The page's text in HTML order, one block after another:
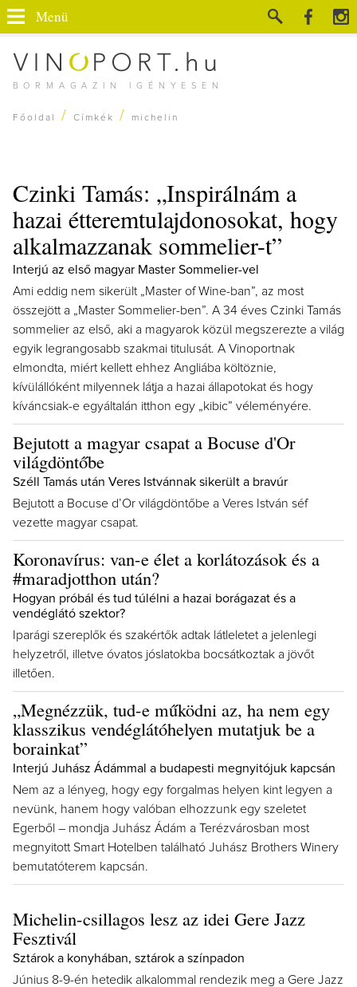
BORMAGAZIN IGÉNYESEN
Menü
Főoldal / Címkék / michelin
Czinki Tamás: „Inspirálnám a
hazai étteremtulajdonosokat, hogy
alkalmazzanak sommelier-t”
Interjú az első magyar Master Sommelier-vel
Ami eddig nem sikerült „Master of Wine-ban”, az most
összejött a „Master Sommelier-ben”. A 34 éves Czinki Tamás
sommelier az első, aki a magyarok közül megszerezte a világ
egyik legrangosabb szakmai titulusát. A Vinoportnak
elmondta, miért kellett ehhez Angliába költöznie,
kívülállóként milyennek látja a hazai állapotokat és hogy
kíváncsiak-e egyáltalán itthon egy „kibic” véleményére.
Bejutott a magyar csapat a Bocuse d'Or
világdöntőbe
Széll Tamás után Veres Istvánnak sikerült a bravúr
Bejutott a Bocuse d’Or világdöntőbe a Veres István séf
vezette magyar csapat.
Koronavírus: van-e élet a korlátozások és a
#maradjotthon után?
Hogyan próbál és tud túlélni a hazai borágazat és a
vendéglátó szektor?
Iparági szereplők és szakértők adtak látleletet a jelenlegi
helyzetről, illetve óvatos jóslatokba bocsátkoztak a jövőt
illetően.
„Megnézzük, tud-e működni az, ha nem egy
klasszikus vendéglátóhelyen mutatjuk be a
borainkat”
Interjú Juhász Ádámmal a budapesti megnyitójuk kapcsán
Nem az a lényeg, hogy egy forgalmas helyen kint legyen a
nevünk, hanem hogy valóban elhozzunk egy szeletet
Egerből – mondja Juhász Ádám a Terézvárosban most
megnyitott Smart Hotelben található Juhász Brothers Winery
bemutatóterem kapcsán.
Michelin-csillagos lesz az idei Gere Jazz
Fesztivál
Sztárok a konyhában, sztárok a színpadon
Június 8-9-én hetedik alkalommal rendezik meg a Gere Jazz